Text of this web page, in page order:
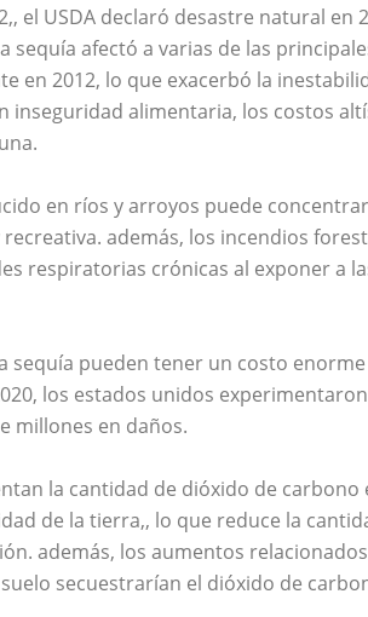
el USDA declaró desastre natural en
sequía afectó a varias de las
en 2012, lo que exacerbó la
inseguridad alimentaria, los costos
en ríos y arroyos puede
además, los incendios
respiratorias crónicas al exponer a
sequía pueden tener un costo
los estados unidos
millones en daños.
la cantidad de dióxido de carbono
de la tierra,, lo que reduce la
además, los aumentos
secuestrarían el dióxido de